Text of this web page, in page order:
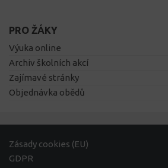
PRO ŽÁKY
Výuka online
Archiv školních akcí
Zajímavé stránky
Objednávka obědů
Zásady cookies (EU)
GDPR